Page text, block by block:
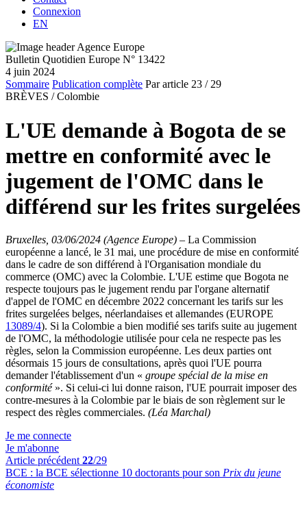
Connexion
EN
Bulletin Quotidien Europe N° 13422
4 juin 2024
Sommaire Publication complète Par article 23 / 29
BRÈVES / Colombie
L'UE demande à Bogota de se
mettre en conformité avec le
jugement de l'OMC dans le
différend sur les frites surgelées
Bruxelles, 03/06/2024 (Agence Europe) – La Commission
européenne a lancé, le 31 mai, une procédure de mise en conformité
dans le cadre de son différend à l'Organisation mondiale du
commerce (OMC) avec la Colombie. L'UE estime que Bogota ne
respecte toujours pas le jugement rendu par l'organe alternatif
d'appel de l'OMC en décembre 2022 concernant les tarifs sur les
frites surgelées belges, néerlandaises et allemandes (EUROPE
13089/4). Si la Colombie a bien modifié ses tarifs suite au jugement
de l'OMC, la méthodologie utilisée pour cela ne respecte pas les
règles, selon la Commission européenne. Les deux parties ont
désormais 15 jours de consultations, après quoi l'UE pourra
demander l'établissement d'un « groupe spécial de la mise en
conformité». Si celui-ci lui donne raison, l'UE pourrait imposer des
contre-mesures à la Colombie par le biais de son règlement sur le
respect des règles commerciales. (Léa Marchal)
Je me connecte
Je m'abonne
Article précédent 22/29
BCE : la BCE sélectionne 10 doctorants pour son Prix du jeune
économiste